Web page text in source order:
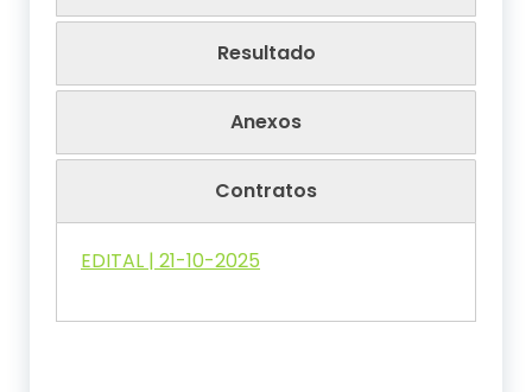
Resultado
Anexos
Contratos
EDITAL | 21-10-2025